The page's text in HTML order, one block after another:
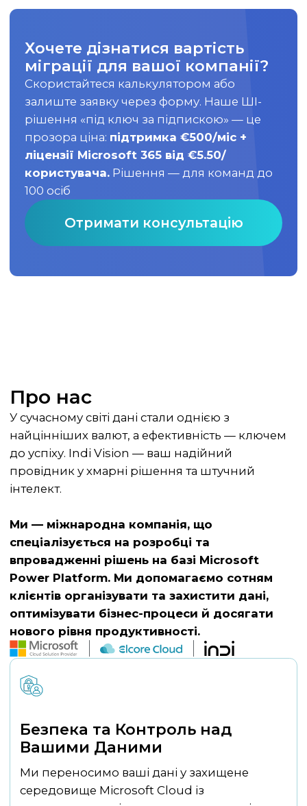
Хочете дізнатися вартість
міграції для вашої компанії?
Скористайтеся калькулятором або
залиште заявку через форму. Наше ШІ-
рішення «під ключ за підпискою» — це
прозора ціна: підтримка €500/міс +
ліцензії Microsoft 365 від €5.50/
користувача. Рішення — для команд до
100 осіб
Отримати консультацію
Про нас
У сучасному світі дані стали однією з
найцінніших валют, а ефективність — ключем
до успіху. Indi Vision — ваш надійний
провідник у хмарні рішення та штучний
інтелект.
Ми — міжнародна компанія, що
спеціалізується на розробці та
впровадженні рішень на базі Microsoft
Power Platform. Ми допомагаємо сотням
клієнтів організувати та захистити дані,
оптимізувати бізнес-процеси й досягати
нового рівня продуктивності.
Безпека та Контроль над
Вашими Даними
Ми переносимо ваші дані у захищене
середовище Microsoft Cloud із
Ми впорядковуємо документи в єдину
захищену систему зберігання,
Ми інтегруємо Microsoft Copilot для
автоматизації рутини — від створення
Повне ІТ-обслуговування без турбот: ми
налаштовуємо, оновлюємо, контролюємо
Indi Vision — офіційний партнер Microsoft із
перевіреним досвідом у роботі з
державними та корпоративними